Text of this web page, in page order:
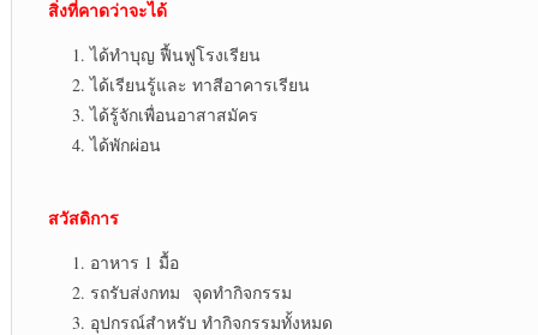
สิ่งที่คาดว่าจะได้
ได้ทำบุญ ฟื้นฟูโรงเรียน
ได้เรียนรู้และ ทาสีอาคารเรียน
ได้รู้จักเพื่อนอาสาสมัคร
ได้พักผ่อน
สวัสดิการ
อาหาร 1 มื้อ
รถรับส่งกทม จุดทำกิจกรรม
อุปกรณ์สำหรับ ทำกิจกรรมทั้งหมด